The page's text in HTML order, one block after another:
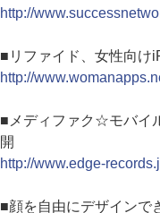
http://
■リファイド、女性向け
http://
■メディファク☆モバイ
開
http://www.edge-
■顔を自由にデザインで